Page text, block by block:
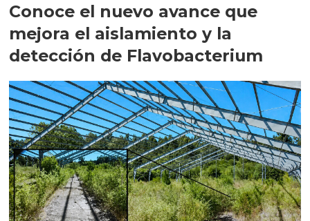
Conoce el nuevo avance que
mejora el aislamiento y la
detección de Flavobacterium